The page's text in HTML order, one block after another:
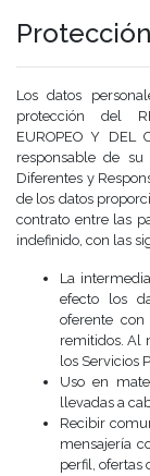
Los datos
protección del
EUROPEO Y DEL
responsable de su
Diferentes y
de los datos
contrato entre las
indefinido, con las
La
efecto los
oferente
remitidos. Al
los Servicios
Uso en
llevadas a
Recibir
mensajería
perfil, ofertas